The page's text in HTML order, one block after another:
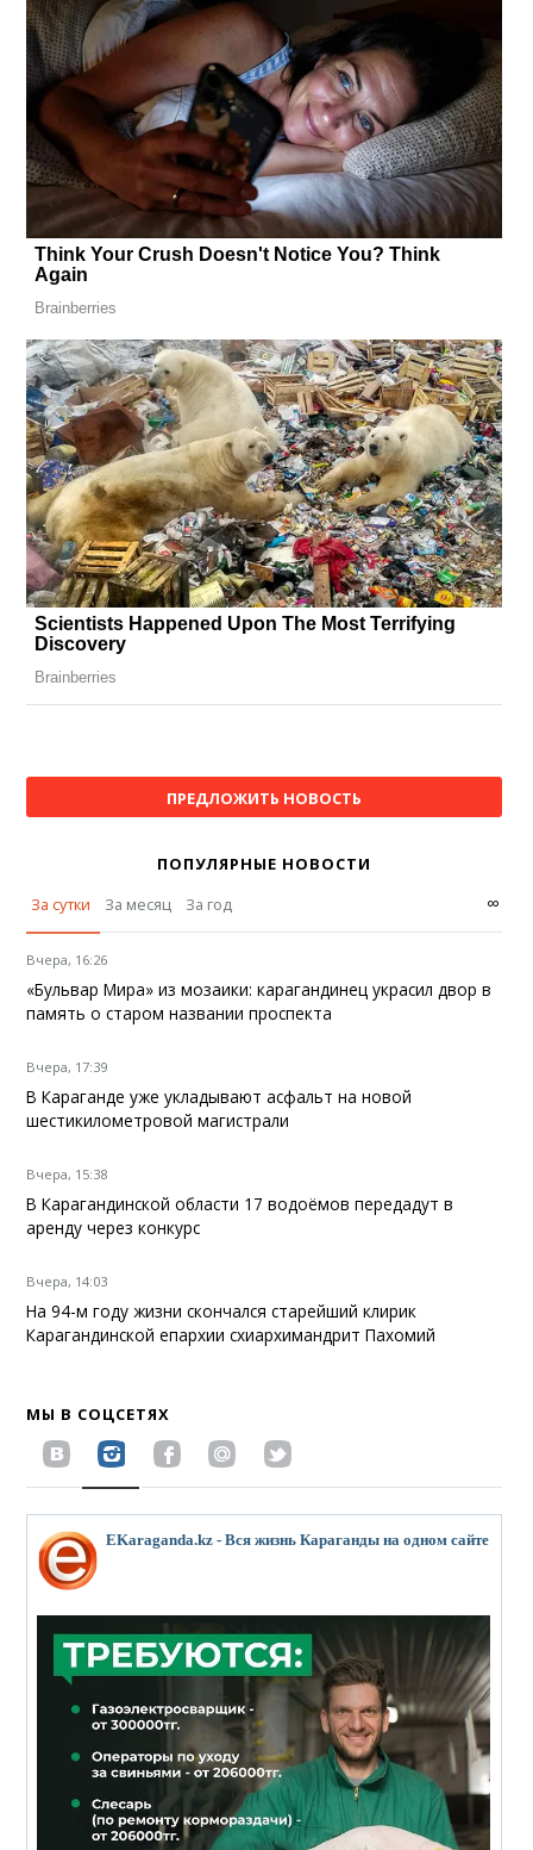
ПРЕДЛОЖИТЬ НОВОСТЬ
ПОПУЛЯРНЫЕ НОВОСТИ
За сутки
За месяц За год ∞
Вчера, 16:26
«Бульвар Мира» из мозаики: карагандинец украсил двор в
память о старом названии проспекта
Вчера, 17:39
В Караганде уже укладывают асфальт на новой
шестикилометровой магистрали
Вчера, 15:38
В Карагандинской области 17 водоёмов передадут в
аренду через конкурс
Вчера, 14:03
На 94-м году жизни скончался старейший клирик
Карагандинской епархии схиархимандрит Пахомий
МЫ В СОЦСЕТЯХ
EKaraganda.kz - Вся жизнь Караганды на одном сайте